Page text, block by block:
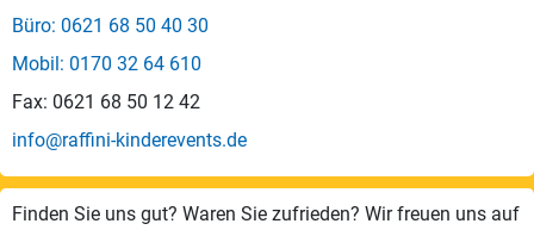
Partner/Links
Büro: 0621 68 50 40 30
Mobil: 0170 32 64 610
Fax: 0621 68 50 12 42
info@raffini-kinderevents.de
Finden Sie uns gut? Waren Sie zufrieden? Wir freuen uns auf